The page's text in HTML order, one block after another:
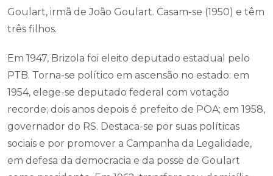
Goulart, irmã de João Goulart. Casam-se (1950) e têm
três filhos.
Em 1947, Brizola foi eleito deputado estadual pelo
PTB. Torna-se político em ascensão no estado: em
1954, elege-se deputado federal com votação
recorde; dois anos depois é prefeito de POA; em 1958,
governador do RS. Destaca-se por suas políticas
sociais e por promover a Campanha da Legalidade,
em defesa da democracia e da posse de Goulart